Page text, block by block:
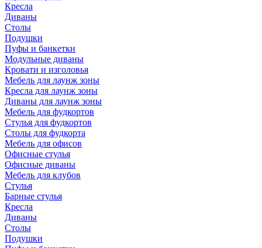
Кресла
Диваны
Столы
Подушки
Пуфы и банкетки
Модульные диваны
Кровати и изголовья
Мебель для лаунж зоны
Кресла для лаунж зоны
Диваны для лаунж зоны
Мебель для фудкортов
Стулья для фудкортов
Столы для фудкорта
Мебель для офисов
Офисные стулья
Офисные диваны
Мебель для клубов
Стулья
Барные стулья
Кресла
Диваны
Столы
Подушки